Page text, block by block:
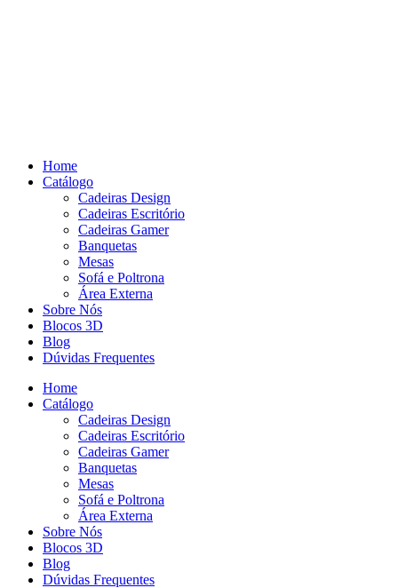
Home
Catálogo
Cadeiras Design
Cadeiras Escritório
Cadeiras Gamer
Banquetas
Mesas
Sofá e Poltrona
Área Externa
Sobre Nós
Blocos 3D
Blog
Dúvidas Frequentes
Home
Catálogo
Cadeiras Design
Cadeiras Escritório
Cadeiras Gamer
Banquetas
Mesas
Sofá e Poltrona
Área Externa
Sobre Nós
Blocos 3D
Blog
Dúvidas Frequentes